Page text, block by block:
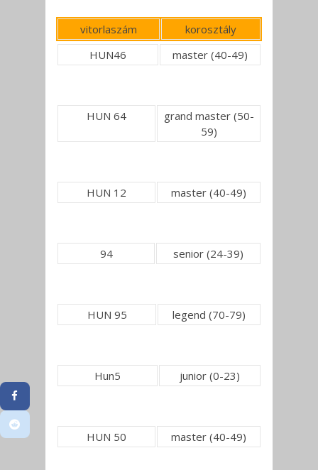
vitorlaszám
korosztály
HUN46
master (40-49)
HUN 64
grand master (50-
59)
HUN 12 master (40-49)
94 senior (24-39)
HUN 95 legend (70-79)
Hun5 junior (0-23)
HUN 50 master (40-49)